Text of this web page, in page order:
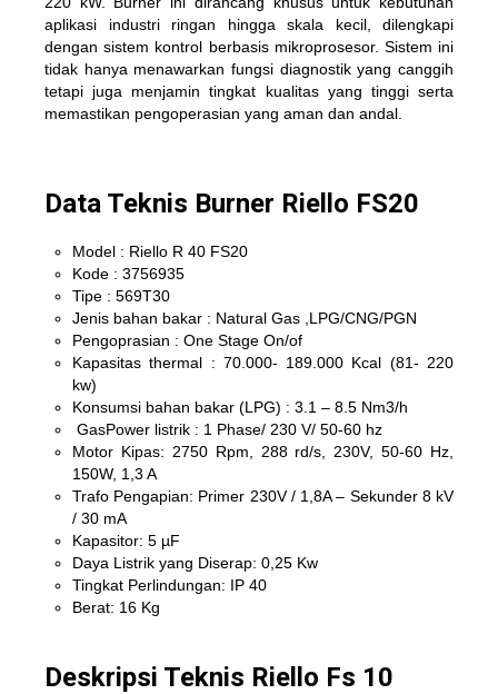
aplikasi industri ringan hingga skala kecil,
dilengkapi
dengansistem kontrol berbasis mikroprosesor. Sistem ini
tidak hanya menawarkan fungsi diagnostikyang canggih
tetapi juga menjamin tingkat kualitas yang tinggi serta
memastikan pengoperasian yang aman dan andal
Data Teknis Burner Riello FS20
Model : Riello R 40 FS20
Kode : 3756935
Tipe : 569T30
Jenis bahan bakar : Natural Gas ,LPG/CNG/PGN
Pengoprasian : One Stage On/of
Kapasitas thermal : 70.000- 189.000 Kcal (81- 220
kw)
Konsumsi bahan bakar (LPG) : 3.1 – 8.5 Nm3/h
GasPower listrik : 1 Phase/ 230 V/ 50-60 hz
Motor Kipas: 2750 Rpm, 288 rd/s, 230V, 50-60 Hz,
150W, 1,3 A
Trafo Pengapian: Primer 230V / 1,8A – Sekunder 8 kV
/ 30 mA
Kapasitor: 5 µF
Daya Listrik yang Diserap: 0,25 Kw
Tingkat Perlindungan: IP 40
Berat: 16 Kg
Deskripsi Teknis Riello Fs 10